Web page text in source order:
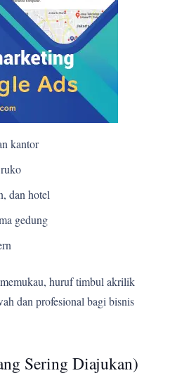
kantor
dan hotel
gedung
huruf timbul akrilik
dan profesional bagi bisnis
Sering Diajukan)